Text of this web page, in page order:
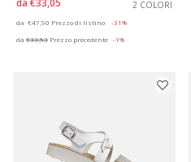
da €33,05 2 COLORI
da €47,90 Prezzo di listino
-31%
da €33,53 Prezzo precedente -1%